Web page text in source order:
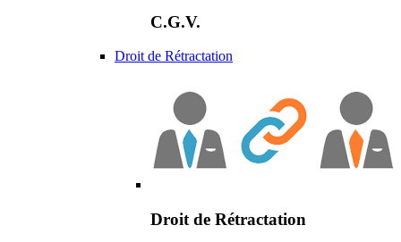
C.G.V.
Droit de Rétractation
Droit de Rétractation